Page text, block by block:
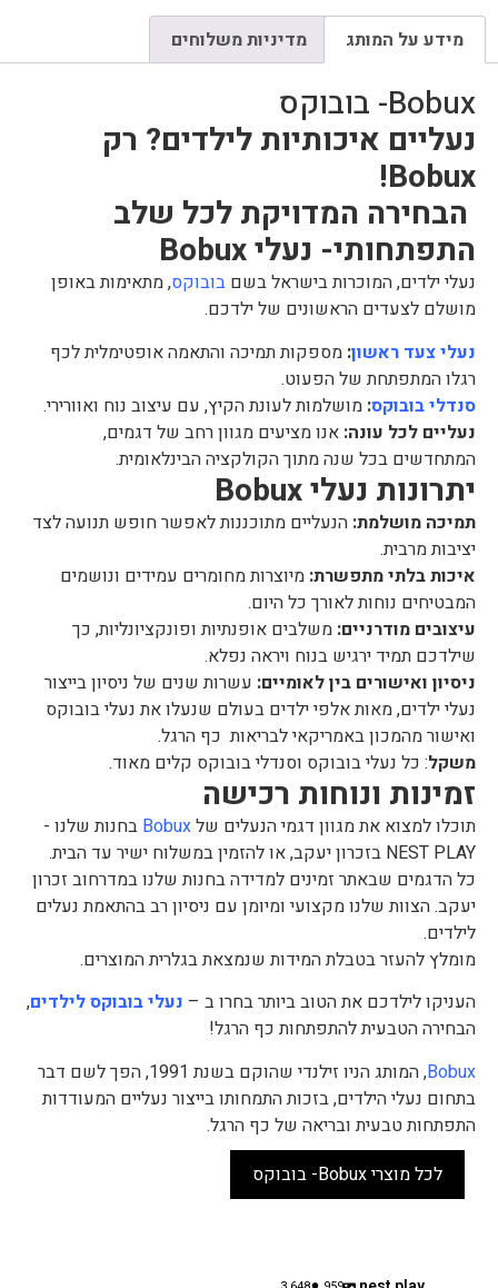
מידע על המותג מדיניות משלוחים
Bobux- בובוקס
נעליים איכותיות לילדים? רק
Bobux!
הבחירה המדויקת לכל שלב
התפתחותי- נעלי Bobux
נעלי ילדים, המוכרות בישראל בשם בובוקס, מתאימות באופן
מושלם לצעדים הראשונים של ילדכם.
נעלי צעד ראשון: מספקות תמיכה והתאמה אופטימלית לכף
רגלו המתפתחת של הפעוט.
סנדלי בובוקס: מושלמות לעונת הקיץ, עם עיצוב נוח ואוורירי.
נעליים לכל עונה: אנו מציעים מגוון רחב של דגמים,
המתחדשים בכל שנה מתוך הקולקציה הבינלאומית.
יתרונות נעלי Bobux
תמיכה מושלמת: הנעליים מתוכננות לאפשר חופש תנועה לצד
יציבות מרבית.
איכות בלתי מתפשרת: מיוצרות מחומרים עמידים ונושמים
המבטיחים נוחות לאורך כל היום.
עיצובים מודרניים: משלבים אופנתיות ופונקציונליות, כך
שילדכם תמיד ירגיש בנוח ויראה נפלא.
ניסיון ואישורים בין לאומיים: עשרות שנים של ניסיון בייצור
נעלי ילדים, מאות אלפי ילדים בעולם שנעלו את נעלי בובוקס
ואישור מהמכון באמריקאי לבריאות כף הרגל.
משקל: כל נעלי בובוקס וסנדלי בובוקס קלים מאוד.
זמינות ונוחות רכישה
תוכלו למצוא את מגוון דגמי הנעלים של
בחנות שלנו -
NEST PLAY בזכרון יעקב, או להזמין במשלוח ישיר עד הבית.
כל הדגמים שבאתר זמינים למדידה בחנות שלנו במדרחוב זכרון
יעקב. הצוות שלנו מקצועי ומיומן עם ניסיון רב בהתאמת נעלים
לילדים.
מומלץ להעזר בטבלת המידות שנמצאת בגלרית המוצרים.
העניקו לילדכם את הטוב ביותר בחרו ב – נעלי בובוקס לילדים,
הבחירה הטבעית להתפתחות כף הרגל!
Bobux
, המותג הניו זילנדי שהוקם בשנת 1991, הפך לשם דבר
בתחום נעלי הילדים, בזכות התמחותו בייצור נעליים המעודדות
התפתחות טבעית ובריאה של כף הרגל.
לכל מוצרי Bobux- בובוקס